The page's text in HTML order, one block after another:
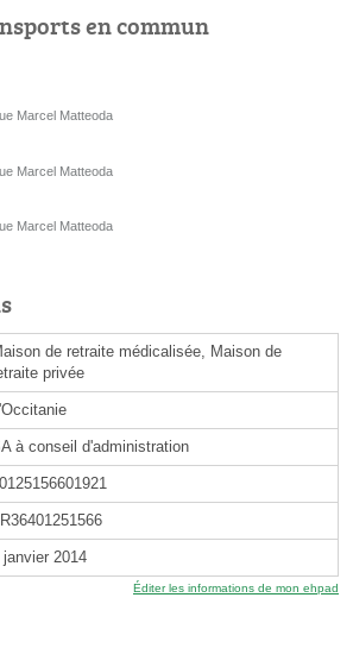
en commun
Marcel Matteoda
Marcel Matteoda
Marcel Matteoda
de retraite médicalisée, Maison de
privée
à conseil d'administration
janvier 2014
Éditer les informations de mon ehpad